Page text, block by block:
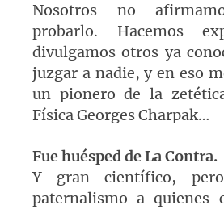
Nosotros no
probarlo. Hacemos
divulgamos otros ya
juzgar a nadie, y en eso
un pionero de la
Física Georges Charpak…
Fue huésped de La Contra.
Y gran científico,
paternalismo a quienes